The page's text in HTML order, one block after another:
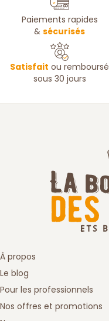
Paiements rapides
&sécurisés
Satisfait ou remboursé
sous 30 jours
À propos
Le blog
Pour les professionnels
Nos offres et promotions